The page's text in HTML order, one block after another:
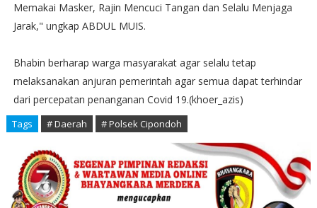
Memakai Masker, Rajin Mencuci Tangan dan Selalu Menjaga
Jarak," ungkap ABDUL MUIS.
Bhabin berharap warga masyarakat agar selalu tetap
melaksanakan anjuran pemerintah agar semua dapat terhindar
dari percepatan penanganan Covid 19.(khoer_azis)
Tags # Daerah # Polsek Cipondoh